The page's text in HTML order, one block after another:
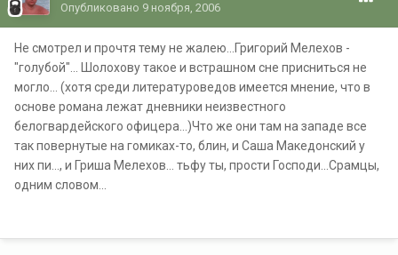
Опубликовано 9 ноября, 2006
Не смотрел и прочтя тему не жалею...Григорий Мелехов -
"голубой"... Шолохову такое и встрашном сне присниться не
могло... (хотя среди литературоведов имеется мнение, что в
основе романа лежат дневники неизвестного
белогвардейского офицера...)Что же они там на западе все
так повернутые на гомиках-то, блин, и Саша Македонский у
них пи..., и Гриша Мелехов... тьфу ты, прости Господи...Срамцы,
одним словом...